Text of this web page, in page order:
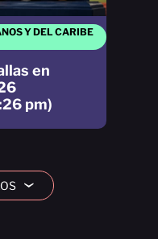
Y DEL CARIBE
en
pm)
›